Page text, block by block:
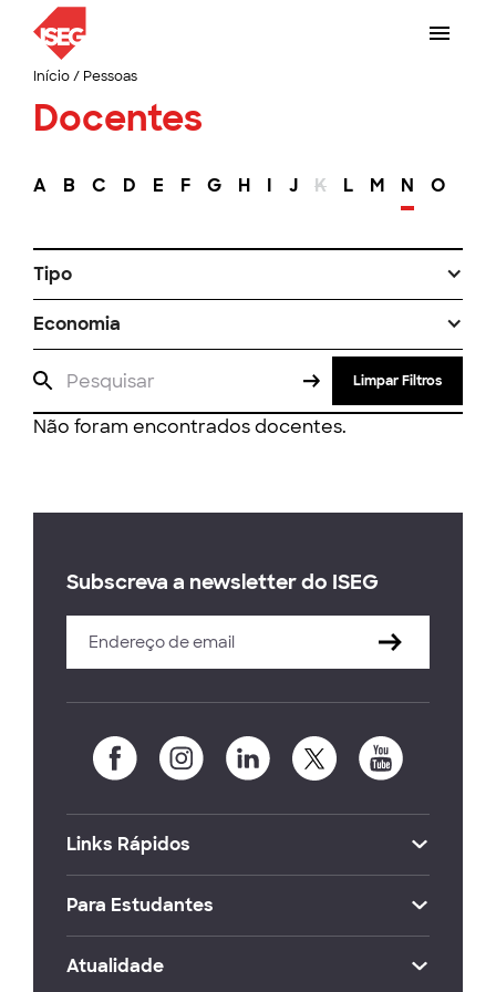
Início/ Pessoas
Docentes
A B C D E F G H I J K L M N O
Tipo
Economia
Limpar Filtros
Não foram encontrados docentes.
Subscreva a newsletter do ISEG
Links Rápidos
Para Estudantes
Atualidade